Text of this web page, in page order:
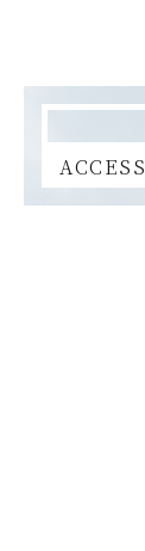
ACCESS